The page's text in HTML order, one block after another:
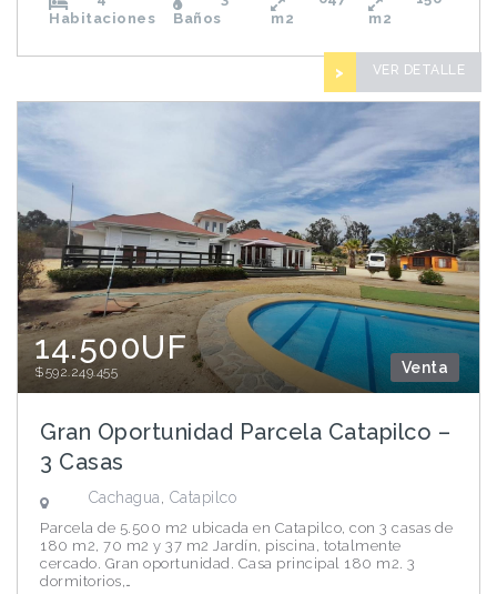
Habitaciones
Baños
m2
m2
> VER DETALLE
Venta
14.500UF
$592.249.455
Gran Oportunidad Parcela Catapilco –
3 Casas
Cachagua Catapilco
Parcela de 5.500 m2 ubicada en Catapilco, con 3 casas de
180 m2, 70 m2 y 37 m2 Jardín, piscina, totalmente
cercado. Gran oportunidad. Casa principal 180 m2. 3
dormitorios,…